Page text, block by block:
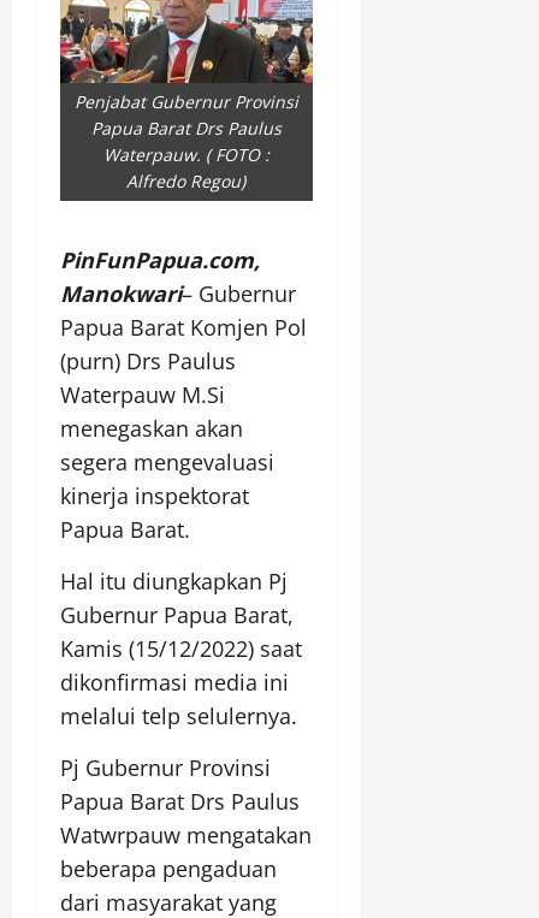
Penjabat Gubernur Provinsi
Papua Barat Drs Paulus
Waterpauw. ( FOTO :
Alfredo Regou)
PinFunPapua.com,
Manokwari– Gubernur
Papua Barat Komjen Pol
(purn) Drs Paulus
Waterpauw M.Si
menegaskan akan
segera mengevaluasi
kinerja inspektorat
Papua Barat.
Hal itu diungkapkan Pj
Gubernur Papua Barat,
Kamis (15/12/2022) saat
dikonfirmasi media ini
melalui telp selulernya.
Pj Gubernur Provinsi
Papua Barat Drs Paulus
Watwrpauw mengatakan
beberapa pengaduan
dari masyarakat yang